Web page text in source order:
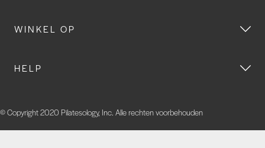
WINKEL OP
HELP
© Copyright 2020 Pilatesology, Inc. Alle rechten voorbehouden